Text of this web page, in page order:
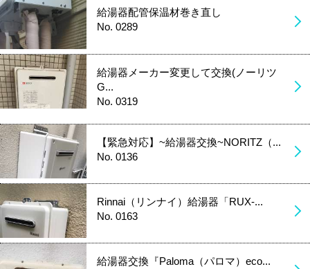
給湯器配管保温材巻き直し
No. 0289
給湯器メーカー変更して交換(ノーリツ
G...
No. 0319
【緊急対応】~給湯器交換~NORITZ（...
No. 0136
Rinnai（リンナイ）給湯器「RUX-...
No. 0163
給湯器交換『Paloma（パロマ）eco...